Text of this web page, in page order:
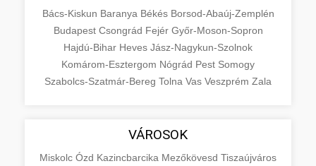
Bács-Kiskun Baranya Békés Borsod-Abaúj-Zemplén
Budapest Csongrád Fejér Győr-Moson-Sopron
Hajdú-Bihar Heves Jász-Nagykun-Szolnok
Komárom-Esztergom Nógrád Pest Somogy
Szabolcs-Szatmár-Bereg Tolna Vas Veszprém Zala
VÁROSOK
Miskolc Ózd Kazincbarcika Mezőkövesd Tiszaújváros